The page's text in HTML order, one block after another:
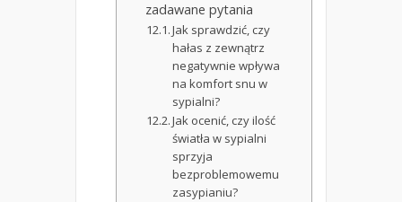
zadawane pytania
Jak sprawdzić, czy
hałas z zewnątrz
negatywnie wpływa
na komfort snu w
sypialni?
Jak ocenić, czy ilość
światła w sypialni
sprzyja
bezproblemowemu
zasypianiu?